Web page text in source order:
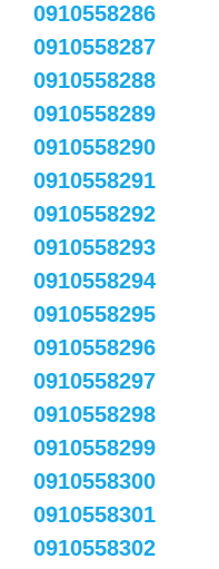
0910558286
0910558287
0910558288
0910558289
0910558290
0910558291
0910558292
0910558293
0910558294
0910558295
0910558296
0910558297
0910558298
0910558299
0910558300
0910558301
0910558302